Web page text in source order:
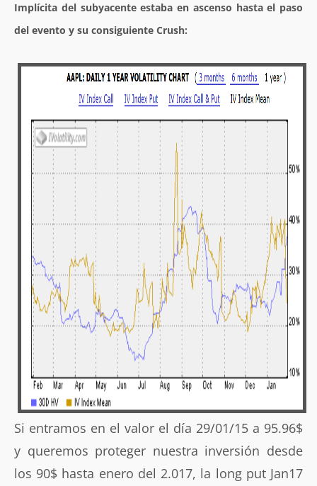
Implícita del subyacente estaba en ascenso hasta el paso
del evento y su consiguiente Crush:
Si entramos en el valor el día 29/01/15 a 95.96$
y queremos proteger nuestra inversión desde
los 90$ hasta enero del 2.017, la long put Jan17